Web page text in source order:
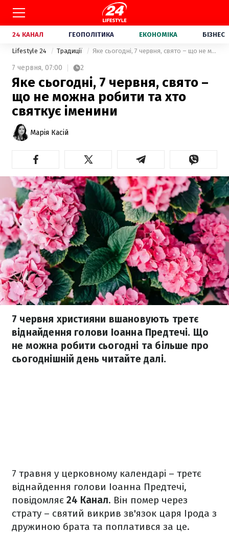
24 КАНАЛ ГЕОПОЛІТИКА ЕКОНОМІКА БІЗНЕС
Lifestyle 24 Традиції Яке сьогодні, 7 червня, свято – що не можна робити та хто святкує іменини
7 червня, 07:00 2
Яке сьогодні, 7 червня, свято –
що не можна робити та хто
святкує іменини
Марія Касій
7 червня християни вшановують третє
віднайдення голови Іоанна Предтечі. Що
не можна робити сьогодні та більше про
сьогоднішній день читайте далі.
7 травня у церковному календарі – третє
віднайдення голови Іоанна Предтечі,
повідомляє 24 Канал. Він помер через
страту – святий викрив зв'язок царя Ірода з
дружиною брата та поплатився за це.